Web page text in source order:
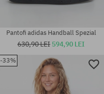
Mărimi existente:
42; 42 2/3; 43 1/3; 44; 44 2/3;
45 1/3; 46
Pantofi adidas Handball Spezial
630,90 LEI 594,90 LEI
-33%